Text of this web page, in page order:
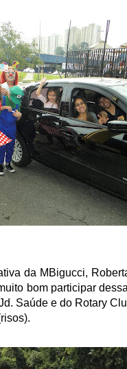
da MBigucci,
bom participar
Saúde e do Rotary